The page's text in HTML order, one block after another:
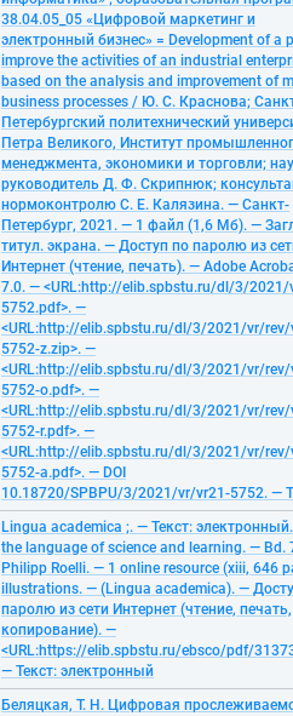
38.04.05_05 «Цифровой маркетинг и
электронный бизнес» = Development of a
improve the activities of an industrial
based on the analysis and improvement of
business processes / Ю. С. Краснова;
Петербургский политехнический
Петра Великого, Институт
менеджмента, экономики и торговли;
руководитель Д. Ф. Скрипнюк;
нормоконтролю С. Е. Калязина. — Санкт-
Петербург, 2021. — 1 файл (1,6 Мб). —
титул. экрана. — Доступ по паролю из
Интернет (чтение, печать). — Adobe
7.0. — <URL:http://elib.spbstu.ru/dl/3/2021/
5752.pdf>. —
<URL:http://elib.spbstu.ru/dl/3/2021/vr/rev/
5752-z.zip>. —
<URL:http://elib.spbstu.ru/dl/3/2021/vr/rev/
5752-o.pdf>. —
<URL:http://elib.spbstu.ru/dl/3/2021/vr/rev/
5752-r.pdf>. —
<URL:http://elib.spbstu.ru/dl/3/2021/vr/rev/
5752-a.pdf>. — DOI
10.18720/SPBPU/3/2021/vr/vr21-5752. —
Lingua academica ;. — Текст:
the language of science and learning. — Bd.
Philipp Roelli. — 1 online resource (xiii, 646
illustrations. — (Lingua academica). —
паролю из сети Интернет (чтение, печать,
копирование). —
<URL:https://elib.spbstu.ru/ebsco/pdf/
— Текст: электронный
Беляцкая, Т. Н. Цифровая